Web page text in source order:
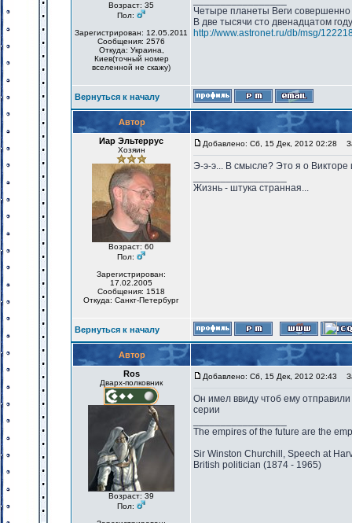
Возраст: 35
Пол:
Зарегистрирован: 12.05.2011
Сообщения: 2576
Откуда: Украина,
Киев(точный номер
вселенной не скажу)
Четыре планеты Веги
В две тысячи сто двенадцатом
http://www.astronet.ru/db/msg/
Вернуться к началу
Автор
Иар Эльтеррус
Хозяин
Возраст: 60
Пол:
Зарегистрирован:
17.02.2005
Сообщения: 1518
Откуда: Санкт-Петербург
Добавлено: Сб, 15 Дек, 2012 02:28
Э-э-э... В смысле? Это я о
Жизнь - штука странная...
Вернуться к началу
Автор
Ros
Дварх-полковник
Возраст: 39
Пол:
Добавлено: Сб, 15 Дек, 2012 02:43
Он имел ввиду чтоб ему
серии
The empires of the future are the
Sir Winston Churchill, Speech at
British politician (1874 - 1965)